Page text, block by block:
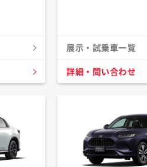
展示・試乗車一覧
詳細・問い合わせ